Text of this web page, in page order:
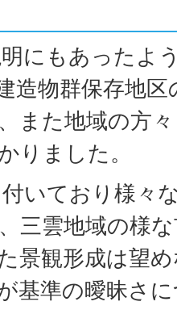
にもあったよ
造物群保存地
また地域の方
りました。
いており様々
三雲地域の様
景観形成は望
基準の曖昧さ